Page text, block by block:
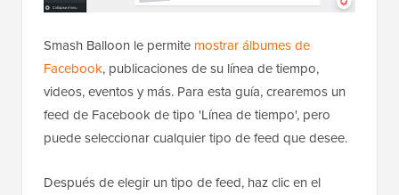
Smash Balloon le permite mostrar álbumes de
Facebook, publicaciones de su línea de tiempo,
videos, eventos y más. Para esta guía, crearemos un
feed de Facebook de tipo 'Línea de tiempo', pero
puede seleccionar cualquier tipo de feed que desee.
Después de elegir un tipo de feed, haz clic en el